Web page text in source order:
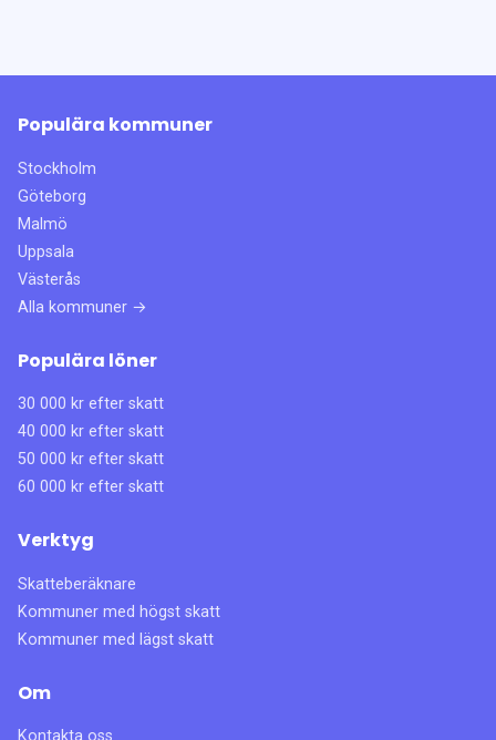
Populära kommuner
Stockholm
Göteborg
Malmö
Uppsala
Västerås
Alla kommuner →
Populära löner
30 000 kr efter skatt
40 000 kr efter skatt
50 000 kr efter skatt
60 000 kr efter skatt
Verktyg
Skatteberäknare
Kommuner med högst skatt
Kommuner med lägst skatt
Om